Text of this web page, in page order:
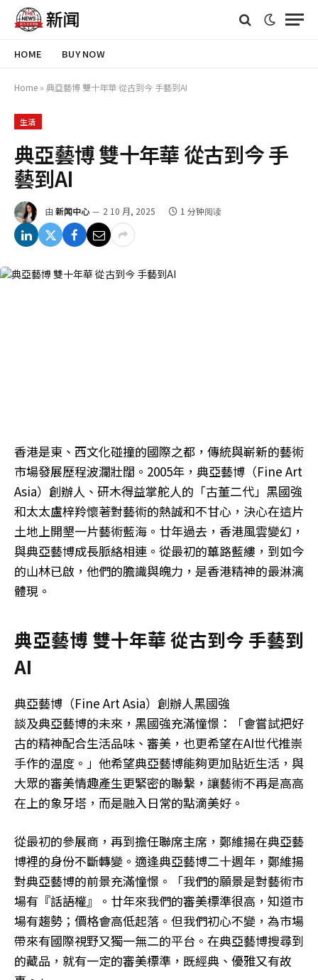
HOME BUY NOW
Home » 典亞藝博 雙十年華 從古到今 手藝到AI
生活
典亞藝博 雙十年華 從古到今 手
藝到AI
由 新闻中心 2 10 月, 2025 1 分钟阅读
香港是東、西文化碰撞的國際之都，傳統與嶄新的藝術
市場發展歷程波瀾壯闊。2005年，典亞藝博（Fine Art
Asia）創辦人、研木得益掌舵人的「古董二代」黑國強
和太太盧梓羚懷著對藝術的熱誠和不甘心，決心在這片
土地上開墾一片藝術藍海。廿年過去，香港風雲變幻，
與典亞藝博成長脈絡相連。從最初的蓽路藍縷，到如今
的山林已啟，他們的膽識與魄力，是香港精神的最淋漓
體現。
典亞藝博 雙十年華 從古到今 手藝到
AI
典亞藝博（Fine Art Asia）創辦人黑國強
談及典亞藝博的未來，黑國強充滿憧憬：「會嘗試把好
古的精神配合生活品味、審美，也更希望在AI世代推崇
手作的温度。」他希望典亞藝博能夠更加貼近生活，與
大眾的審美情趣產生更緊密的聯繫，讓藝術不再是高高
在上的象牙塔，而是融入日常的點滴美好。
從最初的參展商，再到擔任聯席主席，鄭維揚在典亞藝
博裡的身份不斷轉變。適逢典亞藝博二十週年，鄭維揚
對典亞藝博的前景充滿憧憬。「我們的願景是對藝術市
場有『話語權』。廿年來我們的審美標準很高，知道市
場有趨勢；價格會高低起落。但我們初心不變，為市場
帶來有國際視野又獨一無二的平台。在典亞藝博搜尋到
的藏品，就有一定的審美標準，既經典、優雅又有故